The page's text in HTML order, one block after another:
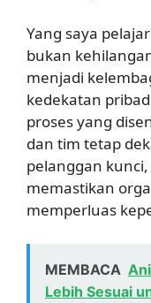
Yang saya
bukan
menjadi
kedekatan
proses yang
dan tim tetap
pelanggan
memastikan
memperluas
MEMBACA
Lebih Sesuai